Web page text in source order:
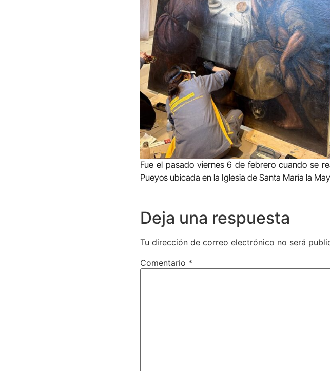
Fue el pasado viernes 6 de febrero cuando se
Pueyos ubicada en la Iglesia de Santa María la
Deja una respuesta
Tu dirección de correo electrónico no será
Comentario *